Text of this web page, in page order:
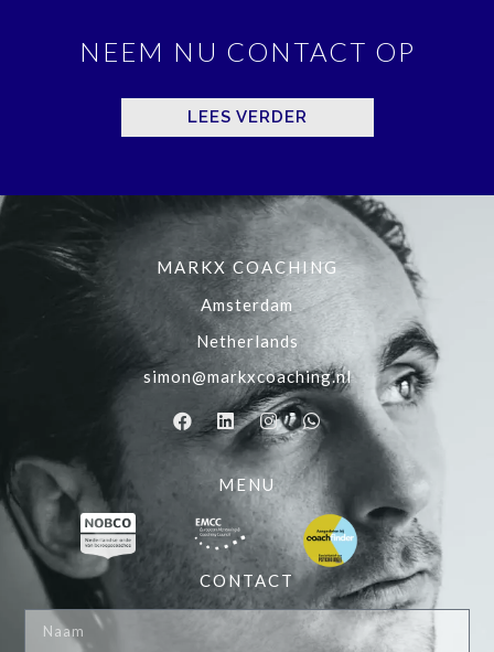
NEEM NU CONTACT OP
LEES VERDER
MARKX COACHING
Amsterdam
Netherlands
simon@markxcoaching.nl
MENU
CONTACT